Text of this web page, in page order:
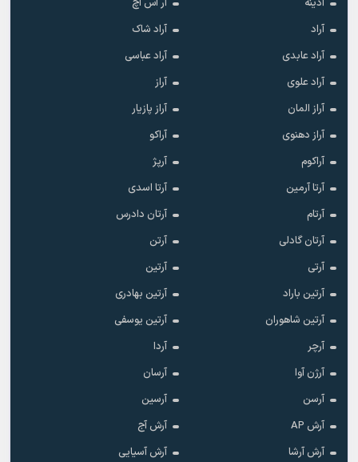
آدینه
آر اس اچ
آراد
آراد شاک
آراد عابدی
آراد عباسی
آراد علوی
آراز
آراز المان
آراز پازیار
آراز دهنوی
آراکو
آراکوم
آرپژ
آرتا آرمین
آرتا اسدی
آرتام
آرتان دادرس
آرتان گادلی
آرتن
آرتی
آرتین
آرتین باراد
آرتین بهادری
آرتین شاهوران
آرتین یوسفی
آرچر
آردا
آرژن آوا
آرسان
آرسن
آرسین
آرش AP
آرش آج
آرش آرشا
آرش آسیایی